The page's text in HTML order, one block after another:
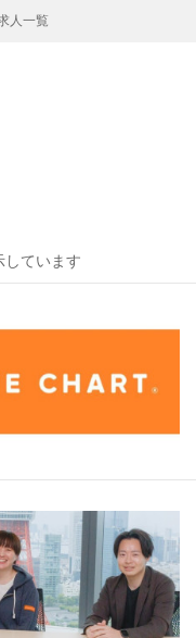
人一覧
ています